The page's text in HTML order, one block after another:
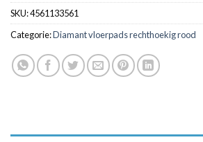
SKU:4561133561
Categorie:Diamant vloerpads rechthoekig rood